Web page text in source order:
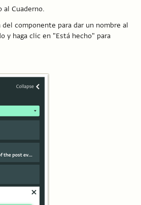
al Cuaderno.
componente para dar un nombre al
y haga clic en "Está hecho" para